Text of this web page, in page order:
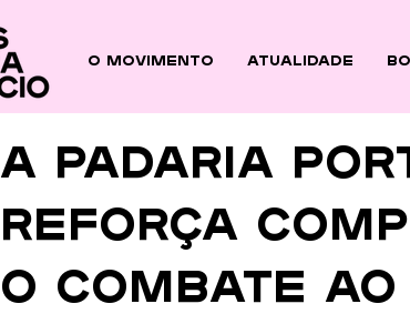
O Movimento ATUALIDADE
A Padaria
reforça
o combate